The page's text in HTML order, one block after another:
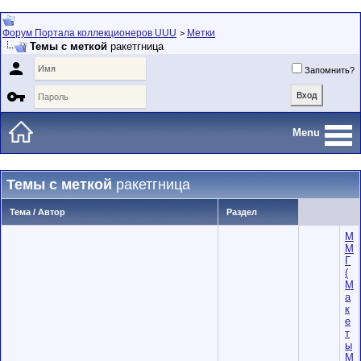
Форум Портала коллекционеров UUU > Метки
Темы с меткой ракетгница
 Запомнить?

Menu
Темы с меткойракетгница
Тема / Автор Раздел
М
М
Г
(
М
а
к
е
т
ы
М